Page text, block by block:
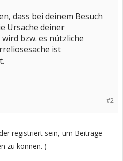
dass bei deinem Besuch
Ursache deiner
bzw. es nützliche
ist
#2
registriert sein, um Beiträge
zu können. )